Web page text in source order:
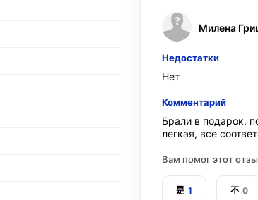
Милена
Недостатки
Нет
Комментарий
Брали в подарок,
легкая, все
Вам помог этот
是 1 不 0